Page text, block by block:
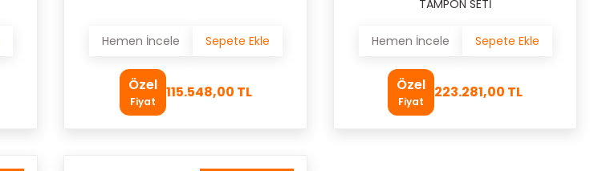
Hemen İncele Sepete Ekle
Özel
Fiyat
115.548,00 TL
TAMPON SETİ
Hemen İncele Sepete Ekle
Özel
Fiyat
223.281,00 TL